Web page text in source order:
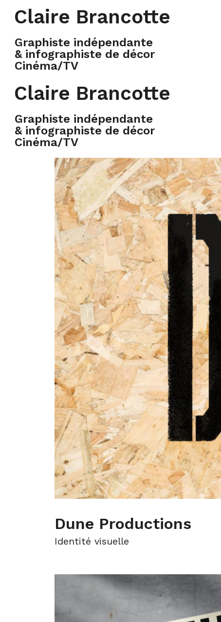
Claire Brancotte
Graphiste indépendante
& infographiste de décor
Cinéma/TV
Claire Brancotte
Graphiste indépendante
& infographiste de décor
Cinéma/TV
Dune Productions
Identité visuelle